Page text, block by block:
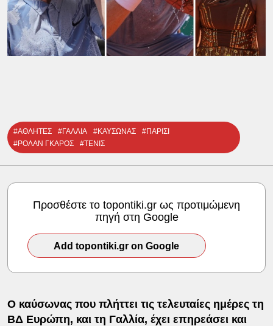
#ΑΘΛΗΤΕΣ #ΓΑΛΛΙΑ #ΚΑΥΣΩΝΑΣ
#ΠΑΡΙΣΙ
#ΡΟΛΑΝ ΓΚΑΡΟΣ
#ΤΕΝΙΣ
Προσθέστε το topontiki.gr ως προτιμώμενη
πηγή στη Google
Add topontiki.gr on Google
Ο καύσωνας που πλήττει τις τελευταίες ημέρες τη
ΒΔ Ευρώπη, και τη Γαλλία, έχει επηρεάσει και